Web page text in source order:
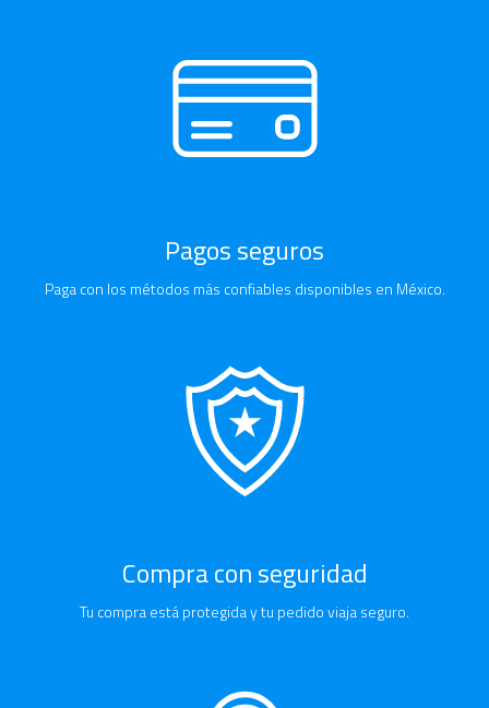
Pagos seguros
Paga con los métodos más confiables disponibles en México.
Compra con seguridad
Tu compra está protegida y tu pedido viaja seguro.